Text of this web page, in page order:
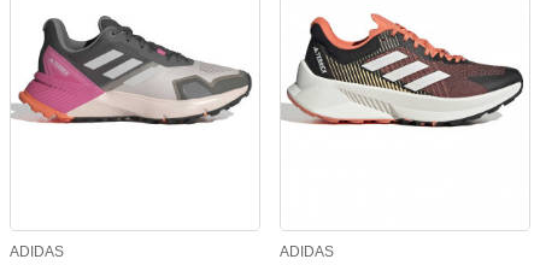
ADIDAS ADIDAS